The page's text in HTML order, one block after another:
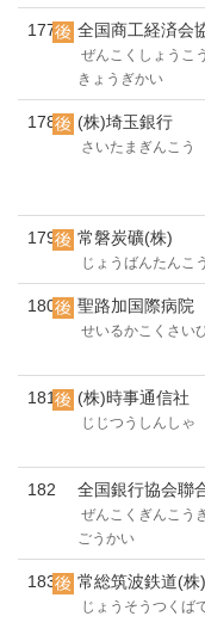
177 全国商工経済会
ぜんこくしょうこ
きょうぎかい
178 (株)埼玉銀行
さいたまぎんこう
179 常磐炭礦(株)
じょうばんたんこう
180 聖路加国際病院
せいるかこくさい
181 (株)時事通信社
じじつうしんしゃ
182 全国銀行協会聯
ぜんこくぎんこう
ごうかい
183 常総筑波鉄道(株)
じょうそうつくば